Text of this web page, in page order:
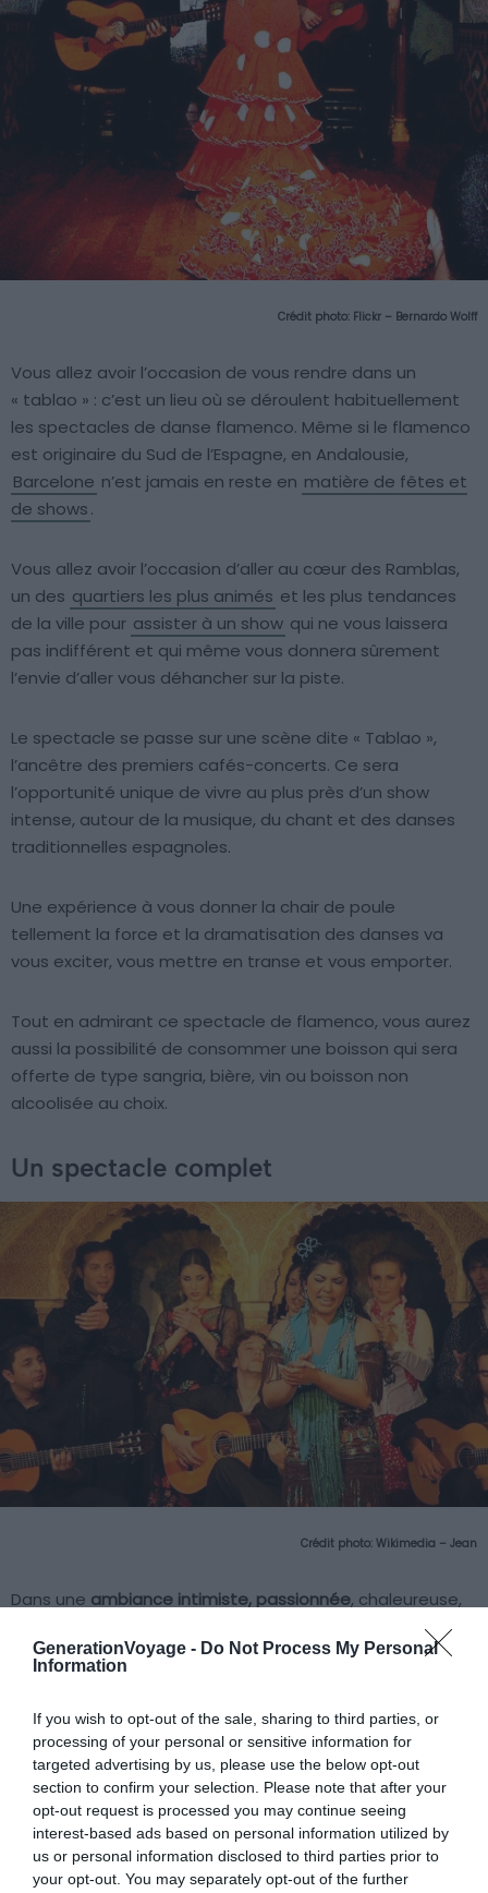
GenerationVoyage - Do Not Process My Personal
Information
If you wish to opt-out of the sale, sharing to third parties, or
processing of your personal or sensitive information for
targeted advertising by us, please use the below opt-out
section to confirm your selection. Please note that after your
opt-out request is processed you may continue seeing
interest-based ads based on personal information utilized by
us or personal information disclosed to third parties prior to
your opt-out. You may separately opt-out of the further
Crédit photo: Flickr – Bernardo Wolff
Vous allez avoir l’occasion de vous rendre dans un
« tablao » : c’est un lieu où se déroulent habituellement
les spectacles de danse flamenco. Même si le flamenco
est originaire du Sud de l’Espagne, en Andalousie,
Barcelone n’est jamais en reste en matière de fêtes et
de shows.
Vous allez avoir l’occasion d’aller au cœur des Ramblas,
un des quartiers les plus animés et les plus tendances
de la ville pour assister à un show qui ne vous laissera
pas indifférent et qui même vous donnera sûrement
l’envie d’aller vous déhancher sur la piste.
Le spectacle se passe sur une scène dite « Tablao »,
l’ancêtre des premiers cafés-concerts. Ce sera
l’opportunité unique de vivre au plus près d’un show
intense, autour de la musique, du chant et des danses
traditionnelles espagnoles.
Une expérience à vous donner la chair de poule
tellement la force et la dramatisation des danses va
vous exciter, vous mettre en transe et vous emporter.
Tout en admirant ce spectacle de flamenco, vous aurez
aussi la possibilité de consommer une boisson qui sera
offerte de type sangria, bière, vin ou boisson non
alcoolisée au choix.
Un spectacle complet
Crédit photo: Wikimedia – Jean
Dans une ambiance intimiste, passionnée, chaleureuse,
venez plonger au cœur d’une des plus vieilles traditions
espagnoles le temps d’une soirée.
Le spectacle dure environ 2h30 et rassemble de
nombreux talents de tout le pays; les artistes que vous
verrez sont accompagnés de jeunes promesses pour qui
les tablaos servent aujourd’hui de tremplin et d’école
artistique tout en restant au plus près du public.
Le flamenco est un art à part entière, varié, diversifié,